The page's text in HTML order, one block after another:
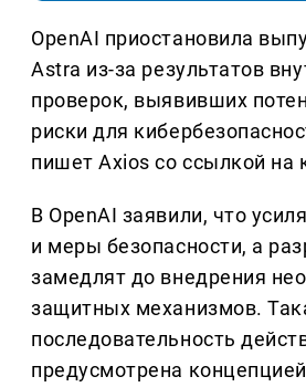
OpenAI приостановила
Astra из-за результатов
проверок, выявивших
риски для
пишет Axios со ссылкой на
В OpenAI заявили, что
и меры безопасности, а
замедлят до внедрения
защитных механизмов.
последовательность
предусмотрена